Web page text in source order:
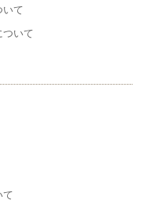
いて
ついて
て